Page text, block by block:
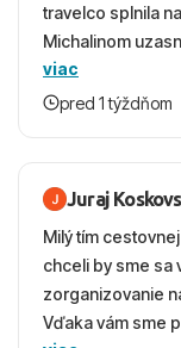
travelco splnila
Michalinom
vecernych
krasny, cisty.
viac
pred 1 týždňom
Juraj
Milý tím
chceli by sme sa
zorganizovanie
Vďaka vám sme